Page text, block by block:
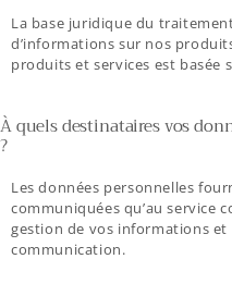
La base juridique du
d’informations sur nos
produits et services est basée
À quels destinataires vos
?
Les données personnelles
communiquées qu’au service
gestion de vos informations et
communication.